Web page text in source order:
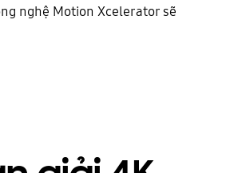
nghệ Motion Xcelerator sẽ